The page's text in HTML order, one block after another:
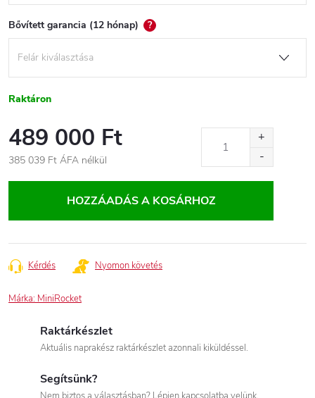
Bővített garancia (12 hónap) ?
Raktáron
489 000 Ft
385 039 Ft ÁFA nélkül
HOZZÁADÁS A KOSÁRHOZ
Kérdés Nyomon követés
Márka: MiniRocket
Raktárkészlet
Aktuális naprakész raktárkészlet azonnali kiküldéssel.
Segítsünk?